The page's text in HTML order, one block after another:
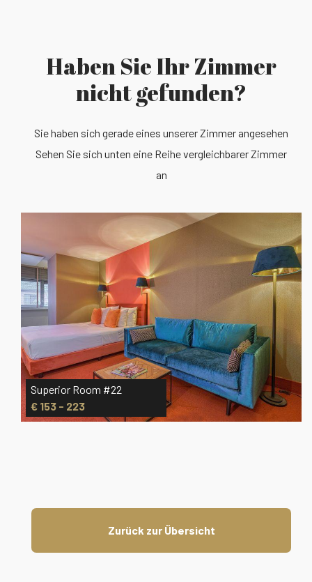
Haben Sie Ihr Zimmer
nicht gefunden?
Sie haben sich gerade eines unserer Zimmer angesehen
Sehen Sie sich unten eine Reihe vergleichbarer Zimmer
an
Superior Room #22
€ 153 - 223
Zurück zur Übersicht